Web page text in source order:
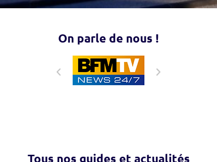
On parle de nous !
Tous nos guides et actualités